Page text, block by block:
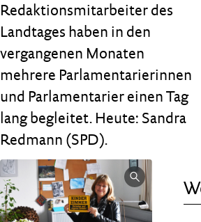
Redaktionsmitarbeiter des
Landtages haben in den
vergangenen Monaten
mehrere Parlamentarierinnen
und Parlamentarier einen Tag
lang begleitet. Heute: Sandra
Redmann (SPD).